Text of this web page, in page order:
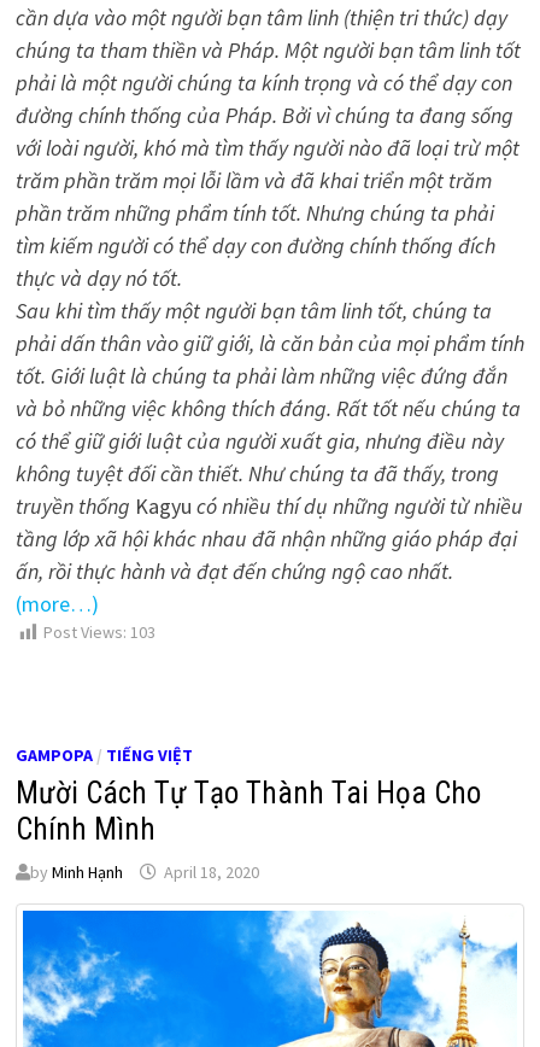
cần dựa vào một người bạn tâm linh (thiện tri thức) dạy
chúng ta tham thiền và Pháp. Một người bạn tâm linh tốt
phải là một người chúng ta kính trọng và có thể dạy con
đường chính thống của Pháp. Bởi vì chúng ta đang sống
với loài người, khó mà tìm thấy người nào đã loại trừ một
trăm phần trăm mọi lỗi lầm và đã khai triển một trăm
phần trăm những phẩm tính tốt. Nhưng chúng ta phải
tìm kiếm người có thể dạy con đường chính thống đích
thực và dạy nó tốt.
Sau khi tìm thấy một người bạn tâm linh tốt, chúng ta
phải dấn thân vào giữ giới, là căn bản của mọi phẩm tính
tốt. Giới luật là chúng ta phải làm những việc đứng đắn
và bỏ những việc không thích đáng. Rất tốt nếu chúng ta
có thể giữ giới luật của người xuất gia, nhưng điều này
không tuyệt đối cần thiết. Như chúng ta đã thấy, trong
truyền thống Kagyu có nhiều thí dụ những người từ nhiều
tầng lớp xã hội khác nhau đã nhận những giáo pháp đại
ấn, rồi thực hành và đạt đến chứng ngộ cao nhất.
(more…)
Post Views: 103
GAMPOPA/ TIẾNG VIỆT
Mười Cách Tự Tạo Thành Tai Họa Cho
Chính Mình
by Minh Hạnh April 18, 2020